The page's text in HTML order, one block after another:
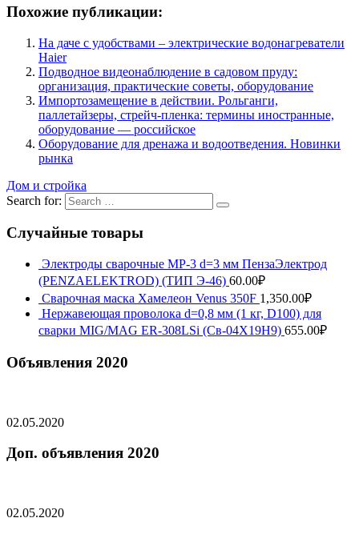
Похожие публикации:
На даче с удобствами – электрические водонагреватели
Haier
Подводное видеонаблюдение в садовом пруду:
организация, практические советы, оборудование
Импортозамещение в действии. Рольганги,
паллетайзеры, стрейч-пленка: термины иностранные,
оборудование — российское
Оборудование для дренажа и водоотведения. Новинки
рынка
Дом и стройка
Search for:
Случайные товары
Электроды сварочные МР-3 d=3 мм ПензаЭлектрод
(PENZAELEKTROD) (ТИП Э-46) 60.00₽
Сварочная маска Хамелеон Venus 350F 1,350.00₽
Нержавеющая проволока d=0,8 мм (1 кг, D100) для
сварки MIG/MAG ER-308LSi (Св-04Х19Н9) 655.00₽
Объявления 2020
02.05.2020
Доп. объявления 2020
02.05.2020